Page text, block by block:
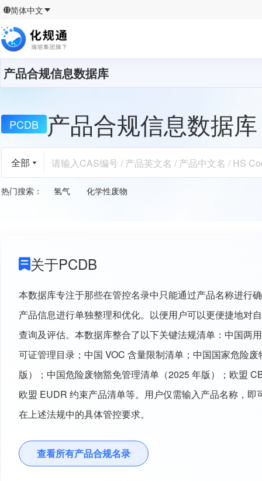
简体中文
产品合规信息数据库
PCDB 产品合规信息数据库
全部
热门搜索 ： 氢气 化学性废物
关于PCDB
本数据库专注于那些在管控名录中只能通过产品名称进行
产品信息进行单独整理和优化。以便用户可以更便捷地对
查询及评估。本数据库整合了以下关键法规清单：中国两
可证管理目录；中国 VOC 含量限制清单；中国国家危险
版）；中国危险废物豁免管理清单（2025 年版）；欧盟
欧盟 EUDR 约束产品清单等。用户仅需输入产品名称，即
在上述法规中的具体管控要求。
查看所有产品合规名录